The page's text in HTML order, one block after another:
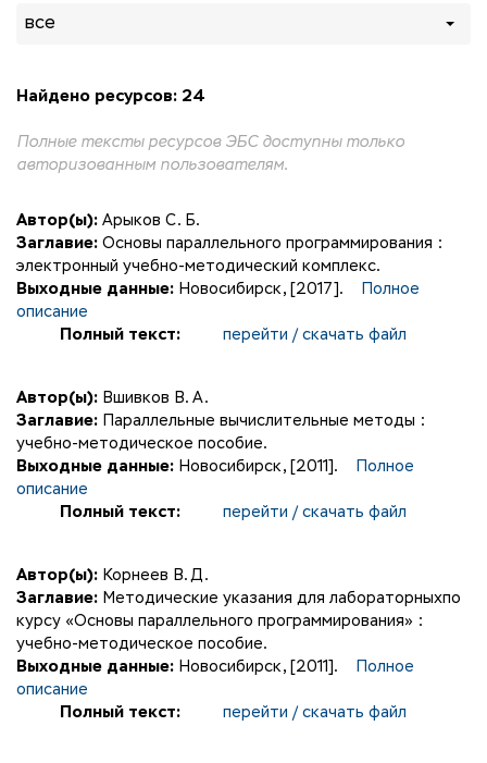
все
Найдено ресурсов: 24
Полные тексты ресурсов ЭБС доступны только
авторизованным пользователям.
Автор(ы): Арыков С. Б.
Заглавие: Основы параллельного программирования :
электронный учебно-методический комплекс.
Выходные данные: Новосибирск, [2017].
Полное
описание
Полный текст:
перейти / скачать файл
Автор(ы): Вшивков В. А.
Заглавие: Параллельные вычислительные методы :
учебно-методическое пособие.
Выходные данные: Новосибирск, [2011].
Полное
описание
Полный текст:
перейти / скачать файл
Автор(ы): Корнеев В. Д.
Заглавие: Методические указания для лабораторныхпо
курсу «Основы параллельного программирования» :
учебно-методическое пособие.
Выходные данные: Новосибирск, [2011].
Полное
описание
Полный текст:
перейти / скачать файл